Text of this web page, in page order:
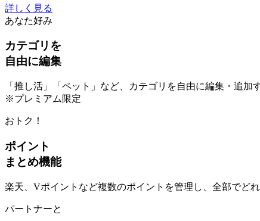
詳しく見る
あなた好み
カテゴリを
自由に編集
「推し活」「ペット」など、カテゴリを自由に編集・追
※プレミアム限定
おトク！
ポイント
まとめ機能
楽天、Vポイントなど複数のポイントを管理し、全部でど
パートナーと